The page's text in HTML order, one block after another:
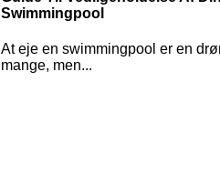
Swimmingpool
At eje en swimmingpool er en
mange, men...